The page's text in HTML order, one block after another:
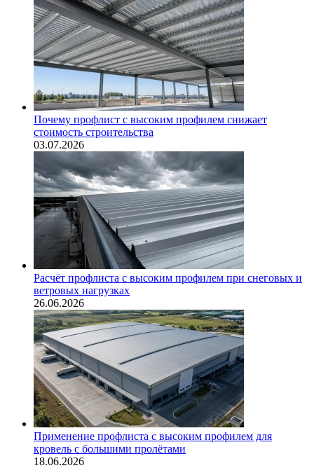
Почему профлист с высоким профилем снижает
стоимость строительства
03.07.2026
Расчёт профлиста с высоким профилем при снеговых и
ветровых нагрузках
26.06.2026
Применение профлиста с высоким профилем для
кровель с большими пролётами
18.06.2026